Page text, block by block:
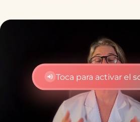
Toca para activar el